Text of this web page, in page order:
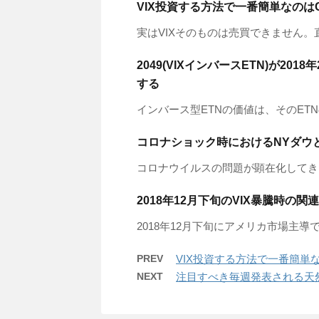
VIX投資する方法で一番簡単なの
実はVIXそのものは売買できません
2049(VIXインバースETN)が2018
する
インバース型ETNの価値は、その
コロナショック時におけるNYダ
コロナウイルスの問題が顕在化して
2018年12月下旬のVIX暴騰時の関
2018年12月下旬にアメリカ市場主導
PREV VIX投資する方法で一番簡単
NEXT 注目すべき毎週発表される天